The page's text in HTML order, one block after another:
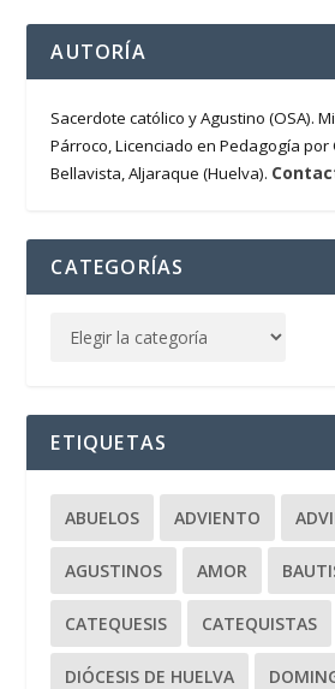
AUTORÍA
Sacerdote católico y Agustino (OSA).
Párroco, Licenciado en Pedagogía por
Bellavista, Aljaraque (Huelva).
CATEGORÍAS
ETIQUETAS
ABUELOS ADVIENTO
AGUSTINOS AMOR
CATEQUESIS CATEQUISTAS
DIÓCESIS DE HUELVA